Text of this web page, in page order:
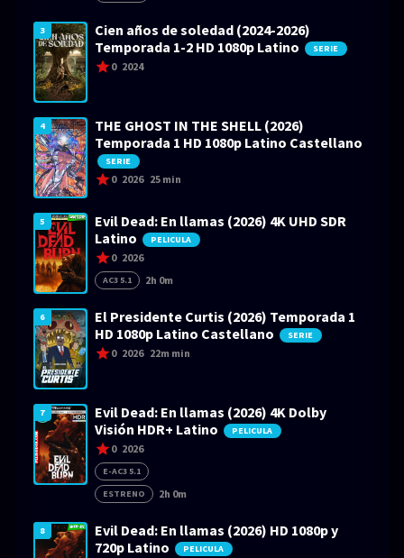
3
Cien años de soledad (2024-2026)
Temporada 1-2 HD 1080p Latino
SERIE
0 2024
4
THE GHOST IN THE SHELL (2026)
Temporada 1 HD 1080p Latino Castellano
SERIE
0 2026 25 min
5
Evil Dead: En llamas (2026) 4K UHD SDR
Latino
PELICULA
0 2026
AC3 5.1 2h 0m
6
El Presidente Curtis (2026) Temporada 1
HD 1080p Latino Castellano
SERIE
0 2026 22m min
7
Evil Dead: En llamas (2026) 4K Dolby
Visión HDR+ Latino
PELICULA
0 2026
E-AC3 5.1
ESTRENO
2h 0m
8
Evil Dead: En llamas (2026) HD 1080p y
720p Latino
PELICULA